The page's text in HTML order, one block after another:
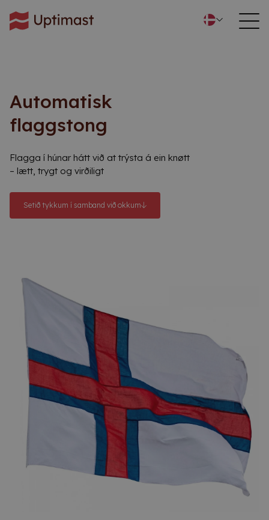
Automatisk
flaggstong
Flagga í húnar hátt við at trýsta á ein knøtt
– lætt, trygt og virðiligt
Setið tykkum í samband við okkum